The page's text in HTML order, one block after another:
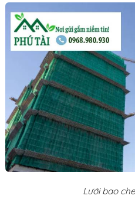
Lưới bao